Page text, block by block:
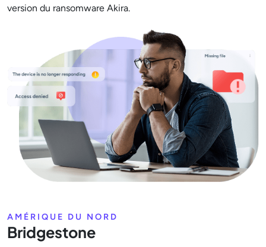
version du ransomware Akira.
AMÉRIQUE DU NORD
Bridgestone